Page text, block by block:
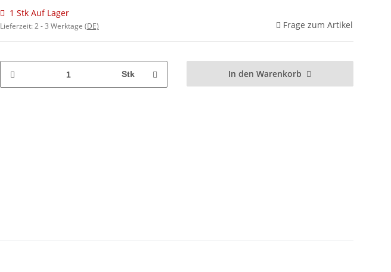
1 Stk Auf Lager
Lieferzeit:2 - 3 Werktage (DE) Frage zum Artikel
Stk In den Warenkorb